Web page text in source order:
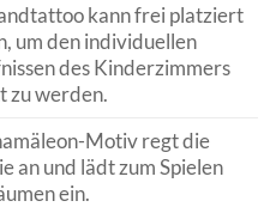
kann frei platziert
um den individuellen
des Kinderzimmers
zu werden.
Motiv regt die
an und lädt zum Spielen
ein.